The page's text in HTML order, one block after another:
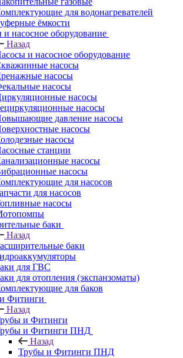
для водонагревателей
ёмкости
насосное оборудование
Назад
и насосное оборудование
насосы
насосы
насосы
насосы
насосы
давление насосы
насосы
насосы
станции
насосы
насосы
для насосов
для насосов
насосы
баки
Назад
баки
для ГВС
для отопления (экспанзоматы)
для баков
Фитинги
Назад
и Фитинги
и Фитинги ПНД
Назад
Трубы и Фитинги ПНД